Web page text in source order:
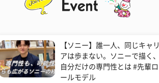
【ソニー】誰一人、同じキャリ
アは歩まない。ソニーで描く、
自分だけの専門性とは #先輩ロ
ールモデル